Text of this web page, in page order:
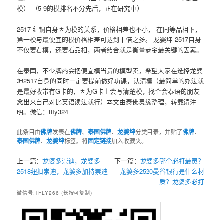
模） （5-9的模排名不分先后，正在研究中）
2517 红铜自身因为模的关系，价格相差也不小， 在同等品相下，
第一模与最便宜的模价格相差可达到十倍之多。 龙婆坤 2517自身
不仅要看模，还要看品相，两者结合就是衡量恭金最关键的因素。
在泰国，不少牌商会把便宜模当贵的模型卖，希望大家在选择龙婆
坤2517自身的同时一定要提前做好功课，认清模（最简单的办法就
是最好收带有G卡的，因为G卡上会写清楚模，找个会泰语的朋友
念出来自己对比英语读法就行）本文由泰佛灵缘整理，转载请注
明。微信：tfly324
此条目由佛牌发表在佛牌、泰国佛牌、龙婆坤分类目录，并贴了佛牌、
泰国佛牌、龙婆坤标签。将固定链接加入收藏夹。
上一篇：龙婆多崇迪，龙婆多
2518纽扣崇迪，龙婆多加持崇迪
下一篇： 龙婆多哪个必打最灵？
龙婆多2520曼谷银行是什么材
质？龙婆多必打
微信号:TFLY266 (长按可复制)